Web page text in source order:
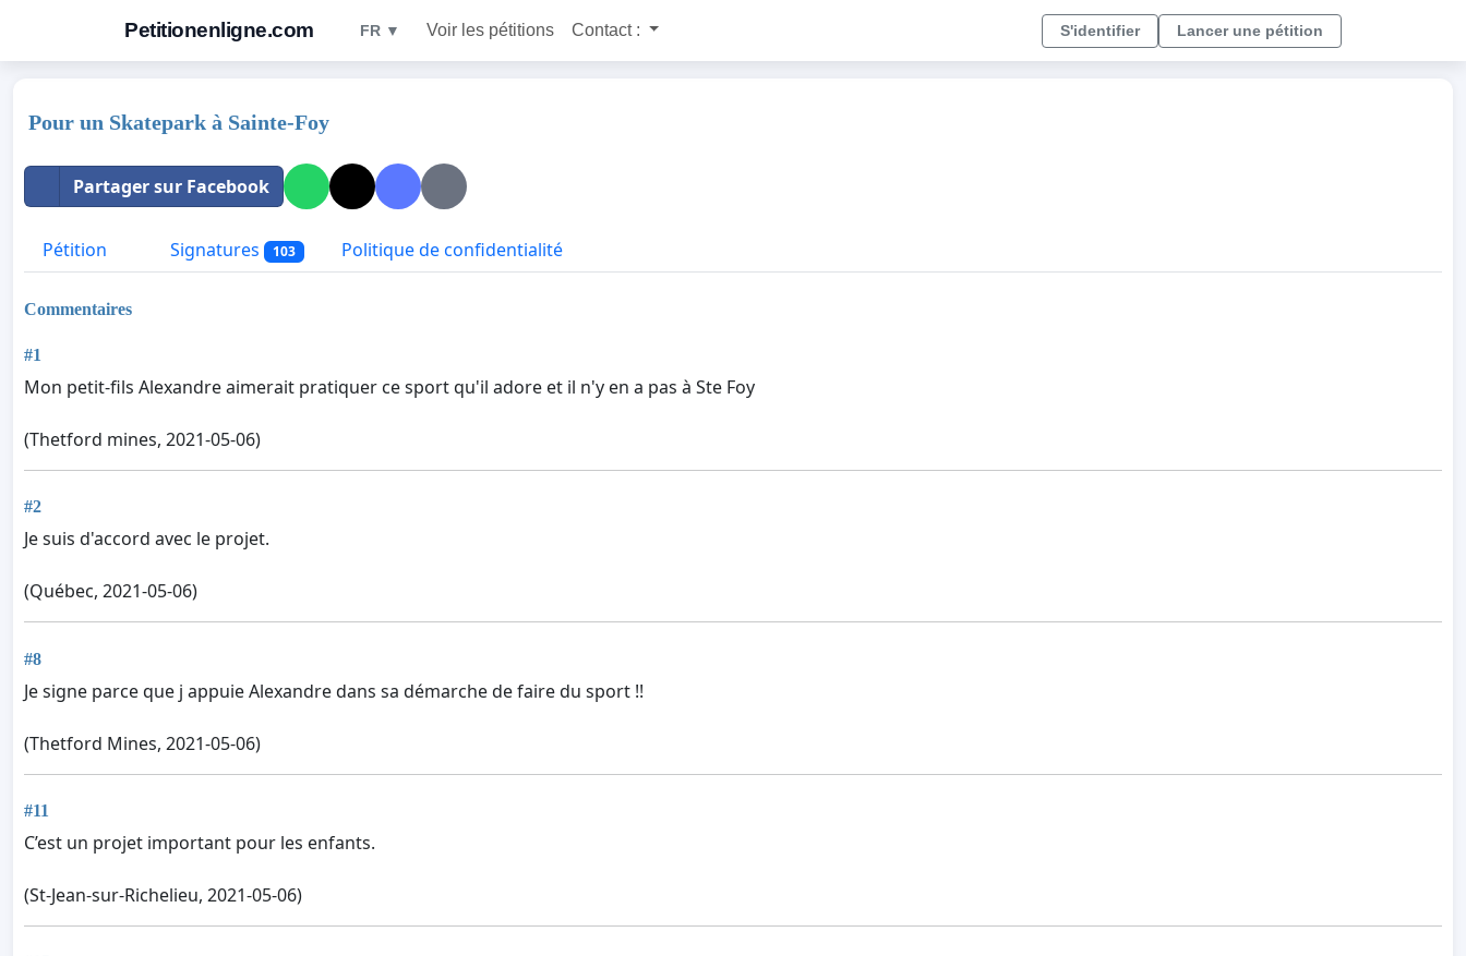
Petitionenligne.com FR ▼ Voir les pétitions Contact : S'identifier Lancer une pétition
Pour un Skatepark à Sainte-Foy
Partager sur Facebook
Pétition Signatures 103 Politique de confidentialité
Commentaires
#1
Mon petit-fils Alexandre aimerait pratiquer ce sport qu'il adore et il n'y en a pas à Ste Foy
(Thetford mines, 2021-05-06)
#2
Je suis d'accord avec le projet.
(Québec, 2021-05-06)
#8
Je signe parce que j appuie Alexandre dans sa démarche de faire du sport !!
(Thetford Mines, 2021-05-06)
#11
C’est un projet important pour les enfants.
(St-Jean-sur-Richelieu, 2021-05-06)